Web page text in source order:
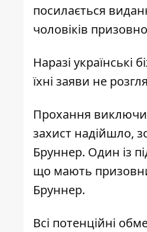
посилається
чоловіків
Наразі
їхні заяви не
Прохання
захист надійшло,
Бруннер. Один із
що мають
Бруннер.
Всі потенційні